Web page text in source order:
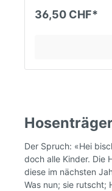
36,50 CHF*
Der Spruch: «Hei
doch alle Kinder. Die
diese im nächsten
Was nun; sie rutscht;